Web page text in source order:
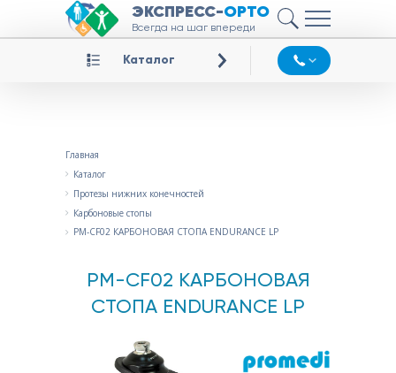
ЭКСПРЕСС-ОРТО
Всегда на шаг впереди
Каталог
Главная
Каталог
Протезы нижних конечностей
Карбоновые стопы
PM-CF02 КАРБОНОВАЯ СТОПА ENDURANCE LP
PM-CF02 КАРБОНОВАЯ
СТОПА ENDURANCE LP